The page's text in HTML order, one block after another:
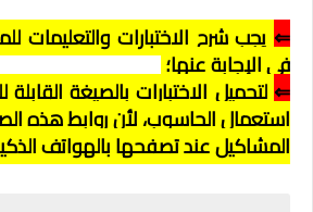
⇐ يجب شرح الاختبارات والتعليمات
في الإجابة عنها؛
⇐
استعمال الحاسوب، لأن روابط هذه
المشاكيل عند تصفحها بالهواتف